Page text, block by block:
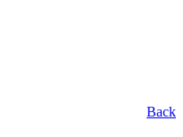
Back